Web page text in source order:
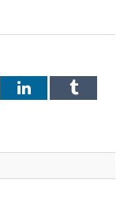
LinkedInTumblr